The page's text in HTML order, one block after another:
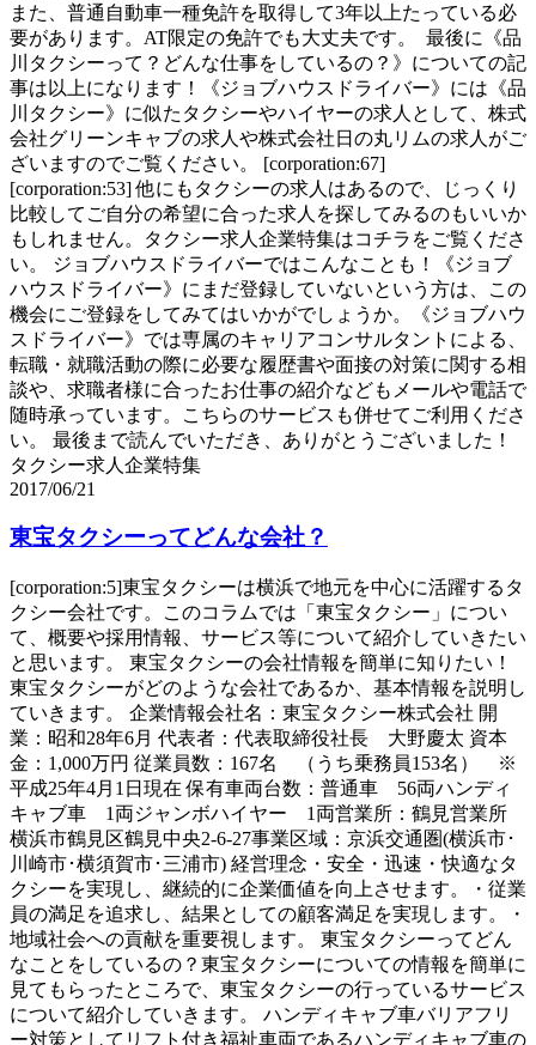
また、普通自動車一種免許を取得して3年以上たっている必
要があります。AT限定の免許でも大丈夫です。 最後に《品
川タクシーって？どんな仕事をしているの？》についての記
事は以上になります！《ジョブハウスドライバー》には《品
川タクシー》に似たタクシーやハイヤーの求人として、株式
会社グリーンキャブの求人や株式会社日の丸リムの求人がご
ざいますのでご覧ください。 [corporation:67]
[corporation:53] 他にもタクシーの求人はあるので、じっくり
比較してご自分の希望に合った求人を探してみるのもいいか
もしれません。タクシー求人企業特集はコチラをご覧くださ
い。 ジョブハウスドライバーではこんなことも！《ジョブ
ハウスドライバー》にまだ登録していないという方は、この
機会にご登録をしてみてはいかがでしょうか。《ジョブハウ
スドライバー》では専属のキャリアコンサルタントによる、
転職・就職活動の際に必要な履歴書や面接の対策に関する相
談や、求職者様に合ったお仕事の紹介などもメールや電話で
随時承っています。こちらのサービスも併せてご利用くださ
い。 最後まで読んでいただき、ありがとうございました！
タクシー求人企業特集
2017/06/21
東宝タクシーってどんな会社？
[corporation:5]東宝タクシーは横浜で地元を中心に活躍するタ
クシー会社です。このコラムでは「東宝タクシー」につい
て、概要や採用情報、サービス等について紹介していきたい
と思います。 東宝タクシーの会社情報を簡単に知りたい！
東宝タクシーがどのような会社であるか、基本情報を説明し
ていきます。 企業情報会社名：東宝タクシー株式会社 開
業：昭和28年6月 代表者：代表取締役社長 大野慶太 資本
金：1,000万円 従業員数：167名 （うち乗務員153名） ※
平成25年4月1日現在 保有車両台数：普通車 56両ハンディ
キャブ車 1両ジャンボハイヤー 1両営業所：鶴見営業所
横浜市鶴見区鶴見中央2-6-27事業区域：京浜交通圏(横浜市･
川崎市･横須賀市･三浦市) 経営理念・安全・迅速・快適なタ
クシーを実現し、継続的に企業価値を向上させます。・従業
員の満足を追求し、結果としての顧客満足を実現します。・
地域社会への貢献を重要視します。 東宝タクシーってどん
なことをしているの？東宝タクシーについての情報を簡単に
見てもらったところで、東宝タクシーの行っているサービス
について紹介していきます。 ハンディキャブ車バリアフリ
ー対策としてリフト付き福祉車両であるハンディキャブ車の